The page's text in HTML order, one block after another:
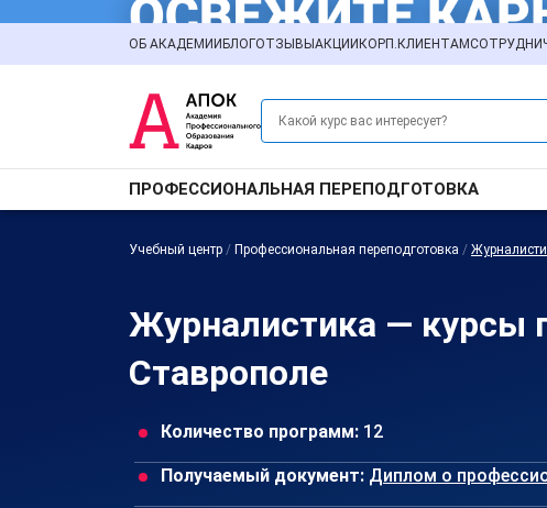
ОБ АКАДЕМИИ БЛОГОТЗЫВЫ АКЦИИ КОРП.КЛИЕНТАМ
ПРОФЕССИОНАЛЬНАЯ ПЕРЕПОДГОТОВКА
Учебный центр / Профессиональная переподготовка /
Журналистика — курсы
Ставрополе
Количество программ: 12
Получаемый документ: Диплом о